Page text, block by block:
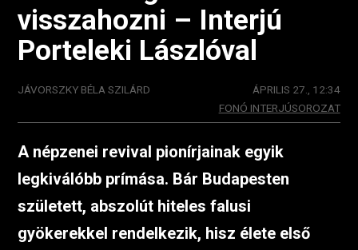
visszahozni – Interjú
Porteleki Lászlóval
JÁVORSZKY BÉLA SZILÁRD
ÁPRILIS 27., 12:34
FONÓ INTERJÚSOROZAT
A népzenei revival pionírjainak egyik
legkiválóbb prímása. Bár Budapesten
született, abszolút hiteles falusi
gyökerekkel rendelkezik, hisz élete első